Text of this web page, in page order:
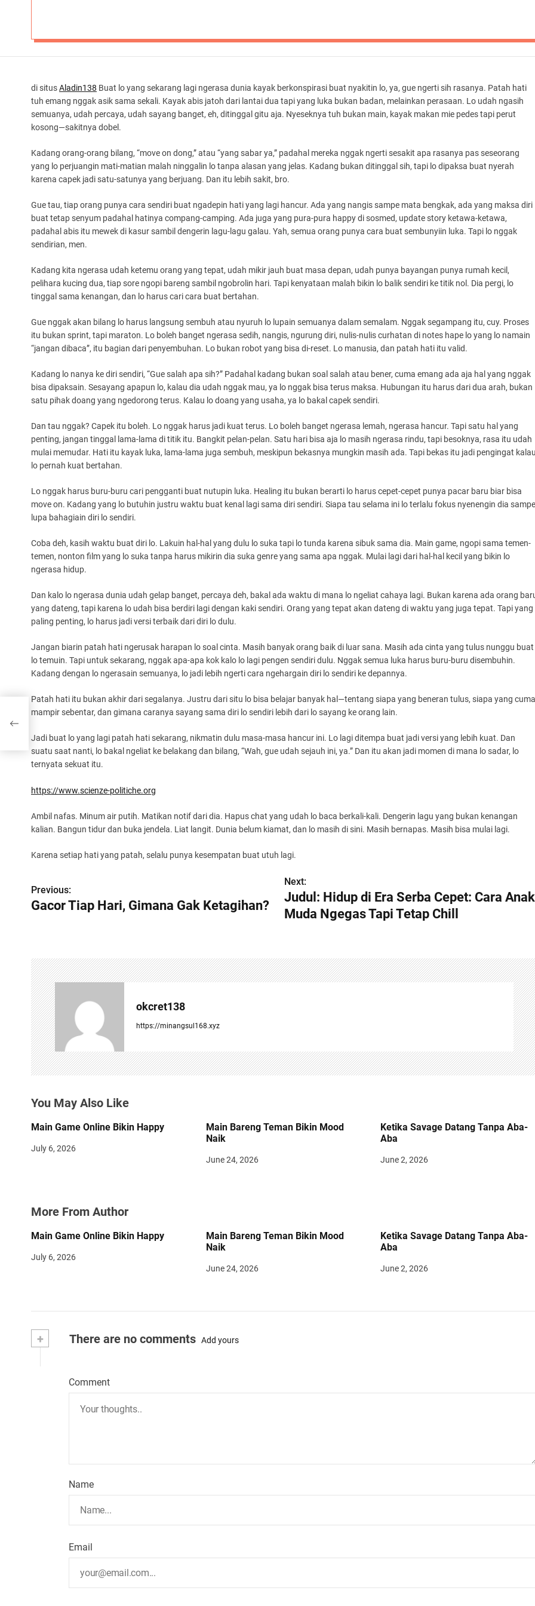
di situsAladin138 Buat lo yang sekarang lagi ngerasa dunia kayak berkonspirasi buat nyakitin lo, ya, gue ngerti sih rasanya. Patah hati
tuh emang nggak asik sama sekali. Kayak abis jatoh dari lantai dua tapi yang luka bukan badan, melainkan perasaan. Lo udah ngasih
semuanya, udah percaya, udah sayang banget, eh, ditinggal gitu aja. Nyeseknya tuh bukan main, kayak makan mie pedes tapi perut
kosong—sakitnya dobel.
Kadang orang-orang bilang, “move on dong,” atau “yang sabar ya,” padahal mereka nggak ngerti sesakit apa rasanya pas seseorang
yang lo perjuangin mati-matian malah ninggalin lo tanpa alasan yang jelas. Kadang bukan ditinggal sih, tapi lo dipaksa buat nyerah
karena capek jadi satu-satunya yang berjuang. Dan itu lebih sakit, bro.
Gue tau, tiap orang punya cara sendiri buat ngadepin hati yang lagi hancur. Ada yang nangis sampe mata bengkak, ada yang maksa diri
buat tetap senyum padahal hatinya compang-camping. Ada juga yang pura-pura happy di sosmed, update story ketawa-ketawa,
padahal abis itu mewek di kasur sambil dengerin lagu-lagu galau. Yah, semua orang punya cara buat sembunyiin luka. Tapi lo nggak
sendirian, men.
Kadang kita ngerasa udah ketemu orang yang tepat, udah mikir jauh buat masa depan, udah punya bayangan punya rumah kecil,
pelihara kucing dua, tiap sore ngopi bareng sambil ngobrolin hari. Tapi kenyataan malah bikin lo balik sendiri ke titik nol. Dia pergi, lo
tinggal sama kenangan, dan lo harus cari cara buat bertahan.
Gue nggak akan bilang lo harus langsung sembuh atau nyuruh lo lupain semuanya dalam semalam. Nggak segampang itu, cuy. Proses
itu bukan sprint, tapi maraton. Lo boleh banget ngerasa sedih, nangis, ngurung diri, nulis-nulis curhatan di notes hape lo yang lo namain
“jangan dibaca”, itu bagian dari penyembuhan. Lo bukan robot yang bisa di-reset. Lo manusia, dan patah hati itu valid.
Kadang lo nanya ke diri sendiri, “Gue salah apa sih?” Padahal kadang bukan soal salah atau bener, cuma emang ada aja hal yang nggak
bisa dipaksain. Sesayang apapun lo, kalau dia udah nggak mau, ya lo nggak bisa terus maksa. Hubungan itu harus dari dua arah, bukan
satu pihak doang yang ngedorong terus. Kalau lo doang yang usaha, ya lo bakal capek sendiri.
Dan tau nggak? Capek itu boleh. Lo nggak harus jadi kuat terus. Lo boleh banget ngerasa lemah, ngerasa hancur. Tapi satu hal yang
penting, jangan tinggal lama-lama di titik itu. Bangkit pelan-pelan. Satu hari bisa aja lo masih ngerasa rindu, tapi besoknya, rasa itu udah
mulai memudar. Hati itu kayak luka, lama-lama juga sembuh, meskipun bekasnya mungkin masih ada. Tapi bekas itu jadi pengingat kalau
lo pernah kuat bertahan.
Lo nggak harus buru-buru cari pengganti buat nutupin luka. Healing itu bukan berarti lo harus cepet-cepet punya pacar baru biar bisa
move on. Kadang yang lo butuhin justru waktu buat kenal lagi sama diri sendiri. Siapa tau selama ini lo terlalu fokus nyenengin dia sampe
lupa bahagiain diri lo sendiri.
Coba deh, kasih waktu buat diri lo. Lakuin hal-hal yang dulu lo suka tapi lo tunda karena sibuk sama dia. Main game, ngopi sama temen-
temen, nonton film yang lo suka tanpa harus mikirin dia suka genre yang sama apa nggak. Mulai lagi dari hal-hal kecil yang bikin lo
ngerasa hidup.
Dan kalo lo ngerasa dunia udah gelap banget, percaya deh, bakal ada waktu di mana lo ngeliat cahaya lagi. Bukan karena ada orang
yang dateng, tapi karena lo udah bisa berdiri lagi dengan kaki sendiri. Orang yang tepat akan dateng di waktu yang juga tepat. Tapi yang
paling penting, lo harus jadi versi terbaik dari diri lo dulu.
Jangan biarin patah hati ngerusak harapan lo soal cinta. Masih banyak orang baik di luar sana. Masih ada cinta yang tulus nunggu buat
lo temuin. Tapi untuk sekarang, nggak apa-apa kok kalo lo lagi pengen sendiri dulu. Nggak semua luka harus buru-buru disembuhin.
Kadang dengan lo ngerasain semuanya, lo jadi lebih ngerti cara ngehargain diri lo sendiri ke depannya.
Patah hati itu bukan akhir dari segalanya. Justru dari situ lo bisa belajar banyak hal—tentang siapa yang beneran tulus, siapa yang cuma
mampir sebentar, dan gimana caranya sayang sama diri lo sendiri lebih dari lo sayang ke orang lain.
Jadi buat lo yang lagi patah hati sekarang, nikmatin dulu masa-masa hancur ini. Lo lagi ditempa buat jadi versi yang lebih kuat. Dan
suatu saat nanti, lo bakal ngeliat ke belakang dan bilang, “Wah, gue udah sejauh ini, ya.” Dan itu akan jadi momen di mana lo sadar, lo
ternyata sekuat itu.
https://www.scienze-politiche.org
Ambil nafas. Minum air putih. Matikan notif dari dia. Hapus chat yang udah lo baca berkali-kali. Dengerin lagu yang bukan kenangan
kalian. Bangun tidur dan buka jendela. Liat langit. Dunia belum kiamat, dan lo masih di sini. Masih bernapas. Masih bisa mulai lagi.
Karena setiap hati yang patah, selalu punya kesempatan buat utuh lagi.
P
o
n
a
v
i
g
t
i
Previous:
Gacor Tiap Hari, Gimana Gak Ketagihan?
Next:
Judul: Hidup di Era Serba Cepet: Cara Anak
Muda Ngegas Tapi Tetap Chill
okcret138
https://minangsul168.xyz
You May Also Like
Main Game Online Bikin Happy
July 6, 2026
Main Bareng Teman Bikin Mood
Naik
June 24, 2026
Ketika Savage Datang Tanpa Aba-
Aba
June 2, 2026
More From Author
Main Game Online Bikin Happy
July 6, 2026
Main Bareng Teman Bikin Mood
Naik
June 24, 2026
Ketika Savage Datang Tanpa Aba-
Aba
June 2, 2026
+ There are no comments Add yours
Comment
Name
Email